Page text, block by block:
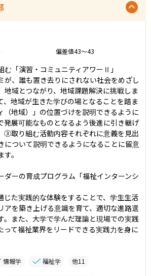
偏差値43〜43
「演習・コミュニティアワーⅡ」
が、誰も置き去りにされない社会をめざし
地域とつながり、地域課題解決に挑戦しま
、地域が生きた学びの場となることを踏ま
地域）」の位置づけを説明できるように
展可能なものとなるよう後進に引き継げ
③取り組む活動内容それぞれに意義を見出
について説明できるようになることに留意
。
ーの育成プログラム「福祉インターンシ
じた実践的な体験をすることで、学生生活
アを築き上げる意識を育て、適切な進路選
。また、大学で学んだ理論と現場での実践
って福祉業界をリードできる実践力を身に
情報学 福祉学 他11